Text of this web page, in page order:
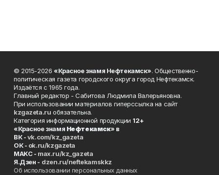
© 2015-2026 «Красное знамя Нефтекамск». Общественно-
политическая газета городского округа город Нефтекамск.
Издаётся с 1965 года.
Главный редактор - Сабитова Людмила Валерьяновна.
При использовании материалов гиперссылка на сайт
kzgazeta.ru обязательна.
Категория информационной продукции 12+
«Красное знамя Нефтекамск» в
ВК -vk.com/kz_gazeta
ОК - ok.ru/kzgazeta
MAKC - max.ru/kz_gazeta
Я.Дзен - dzen.ru/neftekamskkz
Об использовании персональных данных